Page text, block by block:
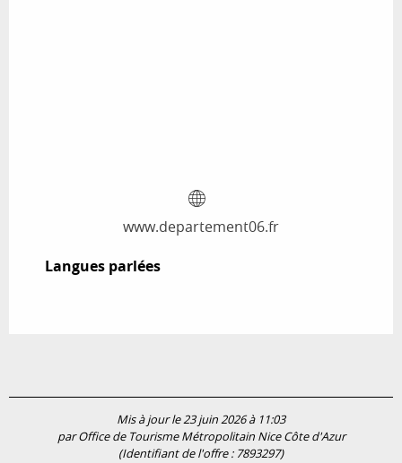
www.departement06.fr
Langues parlées
Langues parlées
Mis à jour le 23 juin 2026 à 11:03
par Office de Tourisme Métropolitain Nice Côte d'Azur
(Identifiant de l'offre : 7893297)